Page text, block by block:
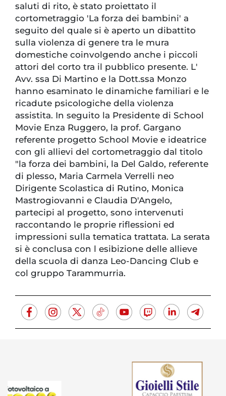
saluti di rito, è stato proiettato il
cortometraggio 'La forza dei bambini' a
seguito del quale si è aperto un dibattito
sulla violenza di genere tra le mura
domestiche coinvolgendo anche i piccoli
attori del corto tra il pubblico presente. L'
Avv. ssa Di Martino e la Dott.ssa Monzo
hanno esaminato le dinamiche familiari e le
ricadute psicologiche della violenza
assistita. In seguito la Presidente di School
Movie Enza Ruggero, la prof. Gargano
referente progetto School Movie e ideatrice
con gli allievi del cortometraggio dal titolo
"la forza dei bambini, la Del Galdo, referente
di plesso, Maria Carmela Verrelli neo
Dirigente Scolastica di Rutino, Monica
Mastrogiovanni e Claudia D'Angelo,
partecipi al progetto, sono intervenuti
raccontando le proprie riflessioni ed
impressioni sulla tematica trattata. La serata
si è conclusa con l esibizione delle allieve
della scuola di danza Leo-Dancing Club e
col gruppo Tarammurria.